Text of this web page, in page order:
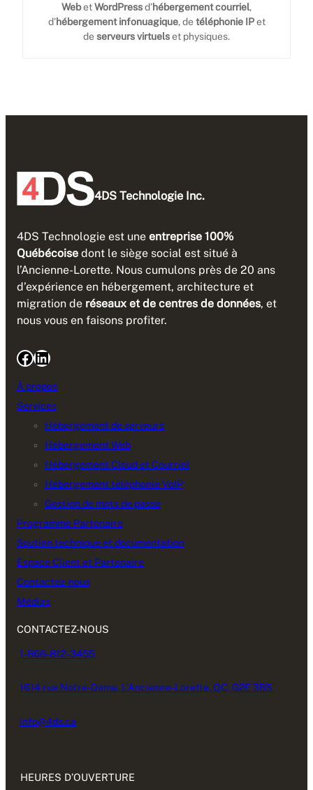
WebetWordPressd’hébergement courriel,
d’hébergement infonuagique, de téléphonie IPet
de serveurs virtuelset physiques.
4DS Technologie Inc.
4DS Technologie est une entreprise 100%
Québécoise dont le siège social est situé à
l’Ancienne-Lorette. Nous cumulons près de 20 ans
d’expérience en hébergement, architecture et
migration de réseaux et de centres de données, et
nous vous en faisons profiter.
Facebook LinkedIn
À propos
Services
Hébergement de serveurs
Hébergement Web
Hébergement Cloud et Courriel
Hébergement téléphonie VoIP
Gestion de mots de passe
Programme Partenaire
Soutien technique et documentation
Espace Client et Partenaire
Contactez-nous
Médias
CONTACTEZ-NOUS
1-866-812-3455
1614 rue Notre-Dame, L’Ancienne-Lorette, QC, G2E 3B5
info@4ds.ca
HEURES D’OUVERTURE